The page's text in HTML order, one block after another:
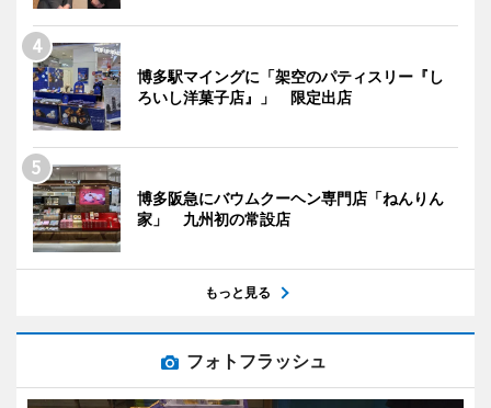
博多駅マイングに「架空のパティスリー『し
ろいし洋菓子店』」 限定出店
博多阪急にバウムクーヘン専門店「ねんりん
家」 九州初の常設店
もっと見る
フォトフラッシュ